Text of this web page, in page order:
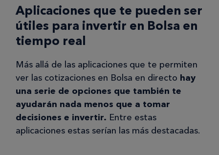
Aplicaciones que te pueden ser
útiles para invertir en Bolsa en
tiempo real
Más allá de las aplicaciones que te permiten
ver las cotizaciones en Bolsa en directo hay
una serie de opciones que también te
ayudarán nada menos que a tomar
decisiones e invertir. Entre estas
aplicaciones estas serían las más destacadas.